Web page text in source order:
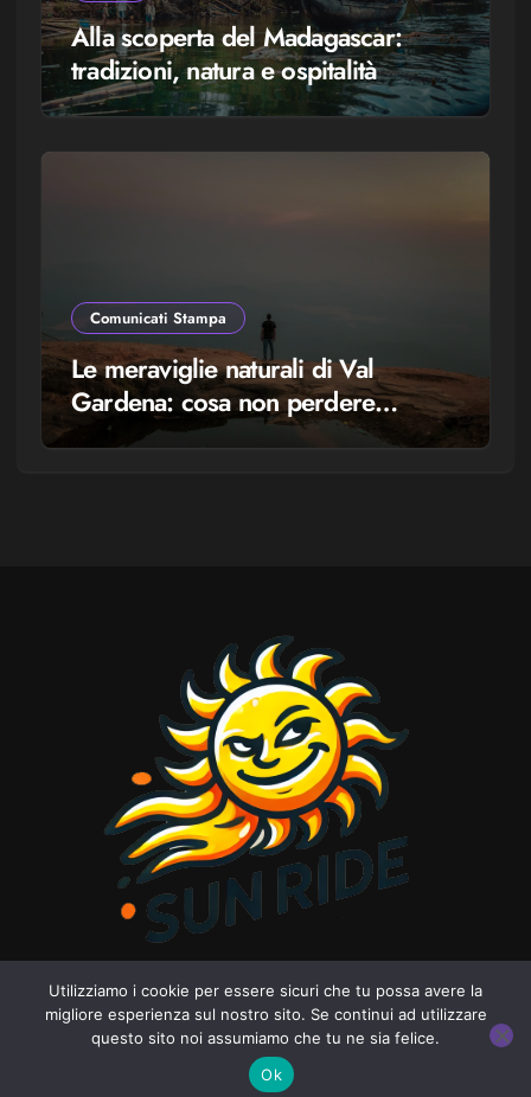
Alla scoperta del Madagascar:
tradizioni, natura e ospitalità
Comunicati Stampa
Le meraviglie naturali di Val
Gardena: cosa non perdere
durante il tuo soggiorno in baita
Sun Ride
Motor info
Utilizziamo i cookie per essere sicuri che tu possa avere la
migliore esperienza sul nostro sito. Se continui ad utilizzare
questo sito noi assumiamo che tu ne sia felice.
Ok